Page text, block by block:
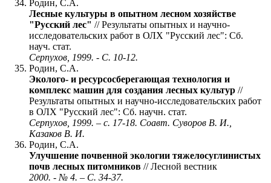
Родин, С.А.
Лесные культуры в опытном лесном хозяйстве
"Русский лес" // Результаты опытных и научно-
исследовательских работ в ОЛХ "Русский лес": Сб.
науч. стат.
Серпухов, 1999. - С. 10-12.
Родин, С.А.
Эколого- и ресурсосберегающая технология и
комплекс машин для создания лесных культур //
Результаты опытных и научно-исследовательских работ
в ОЛХ "Русский лес": Сб. научн. стат.
Серпухов, 1999. – с. 17-18. Соавт. Суворов В. И.,
Казаков В. И.
Родин, С.А.
Улучшение почвенной экологии тяжелосуглинистых
почв лесных питомников // Лесной вестник
2000. - № 4. – С. 34-37.